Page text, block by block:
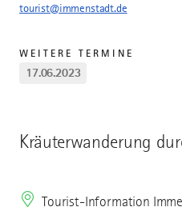
Kräuterwanderung
Tourist-Information
tourist@immenstadt.de
WEITERE TERMINE
17.06.2023